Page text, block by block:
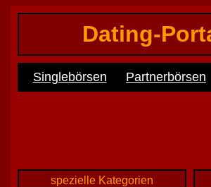
Dating-
Singlebörsen Partnerbörsen
spezielle Kategorien